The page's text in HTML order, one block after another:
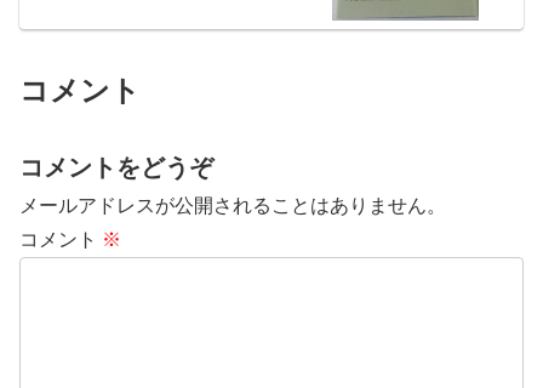
コメント
コメントをどうぞ
メールアドレスが公開されることはありません。
コメント ※